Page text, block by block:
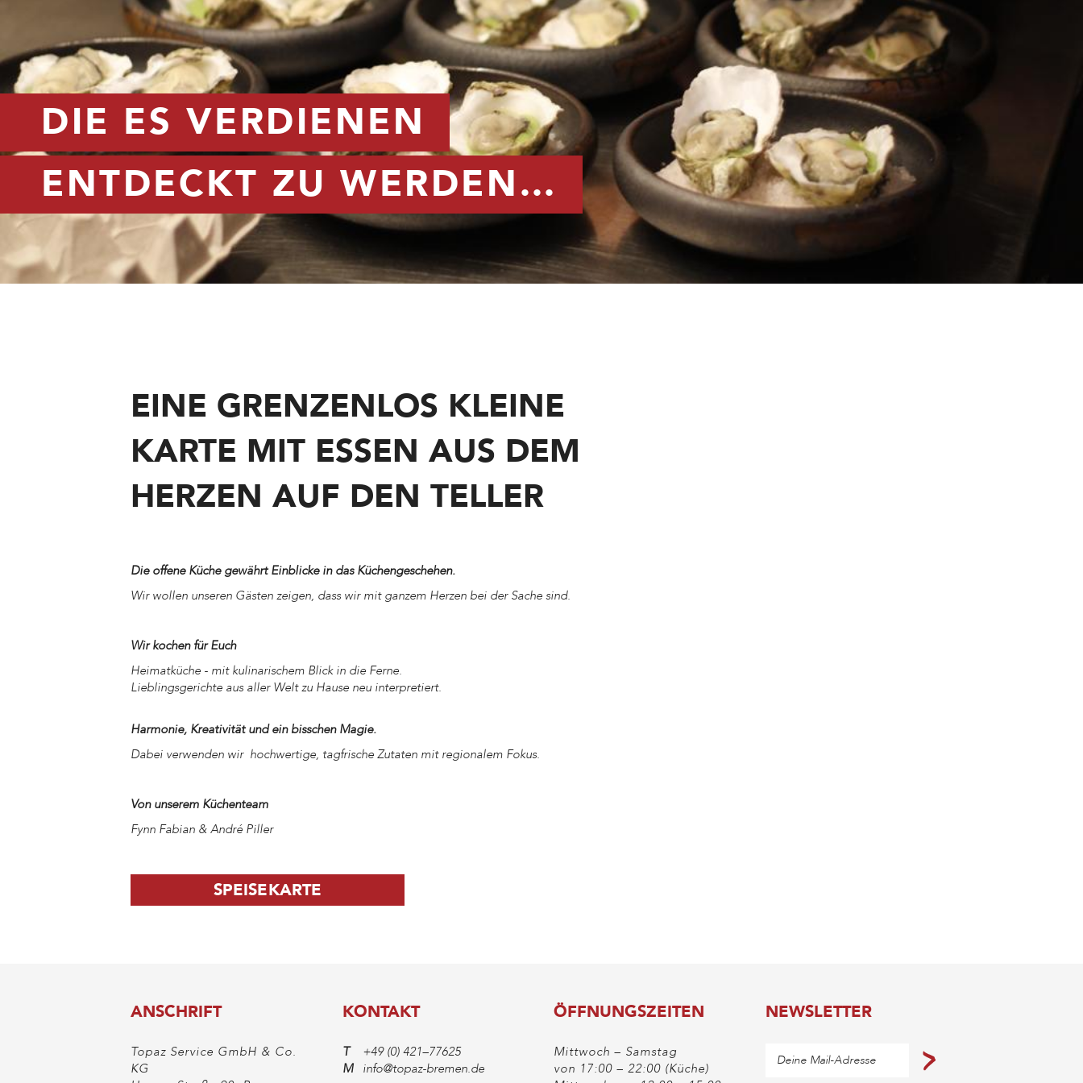
DIE ES VERDIENEN
ENTDECKT ZU WERDEN…
EINE GRENZENLOS KLEINE
KARTE MIT ESSEN AUS DEM
HERZEN AUF DEN TELLER
Die offene Küche gewährt Einblicke in das Küchengeschehen.
Wir wollen unseren Gästen zeigen, dass wir mit ganzem Herzen bei der Sache sind.
Wir kochen für Euch
Heimatküche - mit kulinarischem Blick in die Ferne.
Lieblingsgerichte aus aller Welt zu Hause neu interpretiert.
Harmonie, Kreativität und ein bisschen Magie.
Dabei verwenden wir hochwertige, tagfrische Zutaten mit regionalem Fokus.
Von unserem Küchenteam
Fynn Fabian & André Piller
SPEISEKARTE
ANSCHRIFT
Topaz Service GmbH & Co.
KG
KONTAKT
T
+49 (0) 421–77625
M
info@topaz-bremen.de
ÖFFNUNGSZEITEN
Mittwoch – Samstag
von 17:00 – 22:00 (Küche)
NEWSLETTER